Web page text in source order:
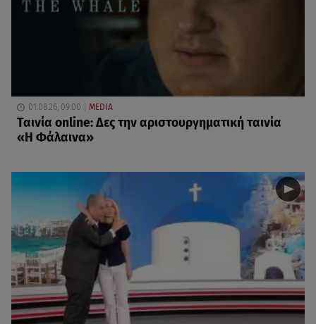
01.08.26, 09:00 MEDIA
Ταινία online: Δες την αριστουργηματική ταινία
«Η Φάλαινα»